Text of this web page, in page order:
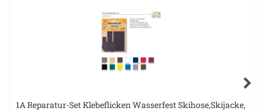
1A Reparatur-Set Klebeflicken Wasserfest Skihose,Skijacke,